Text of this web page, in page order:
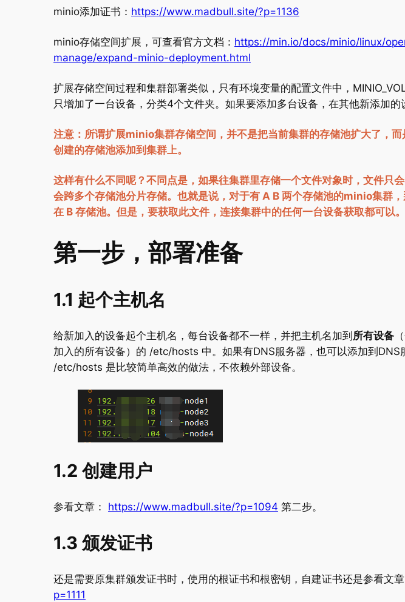
minio添加证书： https://www.madbull.site/?p=1136
minio存储空间扩展，可查看官方文档： https://min.io/docs/minio/linux/
manage/expand-minio-deployment.html
扩展存储空间过程和集群部署类似，只有环境变量的配置文件中，
只增加了一台设备，分类4个文件夹。如果要添加多台设备，在其他新添加的
注意：所谓扩展minio集群存储空间，并不是把当前集群的存储池扩大了，
创建的存储池添加到集群上。
这样有什么不同呢？不同点是，如果往集群里存储一个文件对象时，文件只
会跨多个存储池分片存储。也就是说，对于有 A B 两个存储池的minio集群
在 B 存储池。但是，要获取此文件，连接集群中的任何一台设备获取都可以。
第一步，部署准备
1.1 起个主机名
给新加入的设备起个主机名，每台设备都不一样，并把主机名加到 所有设备
加入的所有设备）的 /etc/hosts 中。如果有DNS服务器，也可以添加到DNS
/etc/hosts 是比较简单高效的做法，不依赖外部设备。
1.2 创建用户
参看文章： https://www.madbull.site/?p=1094 第二步。
1.3 颁发证书
还是需要原集群颁发证书时，使用的根证书和根密钥，自建证书还是参看文章
p=1111